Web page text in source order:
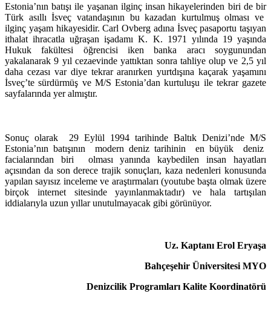
Estonia’nın batışı ile yaşanan ilginç insan hikayelerinden biri de bir
Türk asıllı İsveç vatandaşının bu kazadan kurtulmuş olması ve
ilginç yaşam hikayesidir. Carl Ovberg adına İsveç pasaportu taşıyan
ithalat ihracatla uğraşan işadamı K. K. 1971 yılında 19 yaşında
Hukuk fakültesi öğrencisi iken banka aracı soygunundan
yakalanarak 9 yıl cezaevinde yattıktan sonra tahliye olup ve 2,5 yıl
daha cezası var diye tekrar aranırken yurtdışına kaçarak yaşamını
İsveç’te sürdürmüş ve M/S Estonia’dan kurtuluşu ile tekrar gazete
sayfalarında yer almıştır.
Sonuç olarak 29 Eylül 1994 tarihinde Baltık Denizi’nde M/S
Estonia’nın batışının modern deniz tarihinin en büyük deniz
facialarından biri olması yanında kaybedilen insan hayatları
açısından da son derece trajik sonuçları, kaza nedenleri konusunda
yapılan sayısız inceleme ve araştırmaları (youtube başta olmak üzere
birçok internet sitesinde yayınlanmaktadır) ve hala tartışılan
iddialarıyla uzun yıllar unutulmayacak gibi görünüyor.
Uz. Kaptanı Erol Eryaşa
Bahçeşehir Üniversitesi MYO
Denizcilik Programları Kalite Koordinatörü